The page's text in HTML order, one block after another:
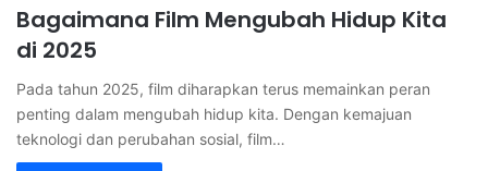
Bagaimana Film Mengubah Hidup Kita
di 2025
Pada tahun 2025, film diharapkan terus memainkan peran
penting dalam mengubah hidup kita. Dengan kemajuan
teknologi dan perubahan sosial, film…